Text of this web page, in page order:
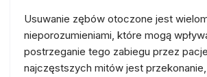
Usuwanie zębów otoczone jest
nieporozumieniami, które mogą
postrzeganie tego zabiegu przez
najczęstszych mitów jest